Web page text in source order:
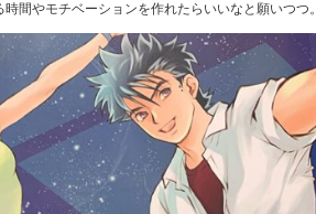
間やモチベーションを作れたらいいなと願いつつ。